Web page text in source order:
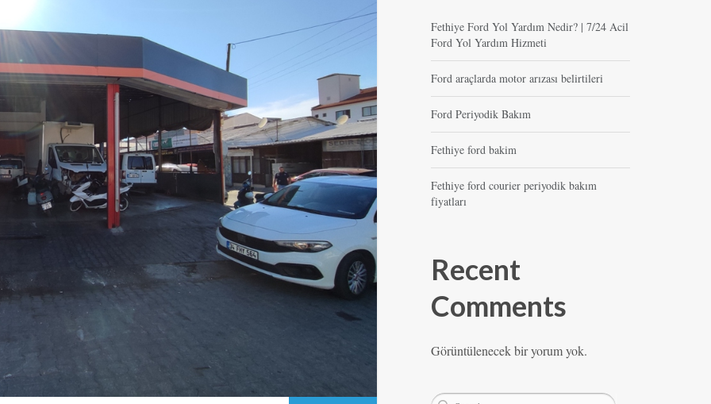
Fethiye Ford Yol Yardım Nedir? | 7/24 Acil
Ford Yol Yardım Hizmeti
Ford araçlarda motor arızası belirtileri
Ford Periyodik Bakım
Fethiye ford bakim
Fethiye ford courier periyodik bakım
fiyatları
Recent
Comments
Görüntülenecek bir yorum yok.